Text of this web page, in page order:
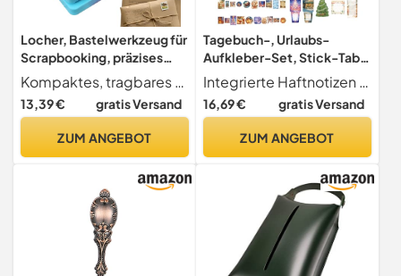
Locher, Bastelwerkzeug für
Scrapbooking, präzises
quadratisches
Ausschnittgerät,
komfortable manuelle
von Grafikmaterial, Zubehör
tragbare Größe, grüne F
Kompaktes, tragbares Design Die große Größe gewährleistet eine einfache Handhabung, während der leichte und tragbare Formfaktor bedeutet, dass es mühelos in einer Basteltasche transportiert oder ordentlich in einer Schreibtischschublade verstaut werden kann, sodass es für Bastelpartys, Kurse oder schnelle Projekte unterwegs zugänglich ist
13,39 € gratis Versand
ZUM ANGEBOT
Tagebuch-, Urlaubs-
Aufkleber-Set, Stick-Tabs,
Schreibwaren-Organizer,
Notizblock,
Anmerkungsgerät,
Bastelprojekten,
Gegenständen, festliche
Papierwaren, große
Integrierte Haftnotizen - Diese Kollektion kombiniert sorgfältig dekorativ mit funktionalen Klebezetteln und bietet ein vielseitiges Werkzeugset für ästhetische Verzierungen und praktische Notizen oder Indexierung in Planern und Zeitschriften
16,69 € gratis Versand
ZUM ANGEBOT